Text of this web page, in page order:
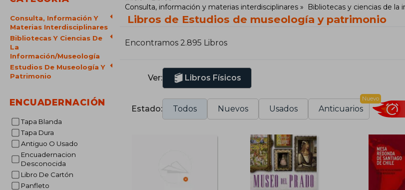
Consulta, Información Y
Materias Interdisciplinares
Bibliotecas Y Ciencias De
La
Información/Museología
Estudios De Museología Y
Patrimonio
ENCUADERNACIÓN
Tapa Blanda
Tapa Dura
Antiguo O Usado
Encuadernacion
Desconocida
Libro De Cartón
Panfleto
Consulta, información y materias interdisciplinares
Bibliotecas y ciencias de la
Libros de Estudios de museología y patrimonio
Encontramos 2.895 Libros
Ver: Libros Físicos
Estado: Todos Nuevos Usados Anticuarios
Nuevo